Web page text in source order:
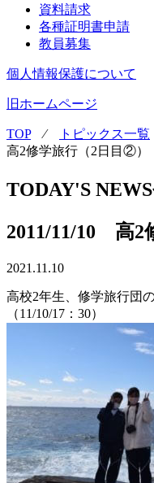
資料請求
各種証明書申請
教員募集
個人情報保護について
旧ホームページ
TOP⁄ トピックス一覧
高2修学旅行（2日目②）
TODAY'S NEWS
2011/11/10 高2
2021.11.10
高校2年生、修学旅行団
（11/10/17：30）